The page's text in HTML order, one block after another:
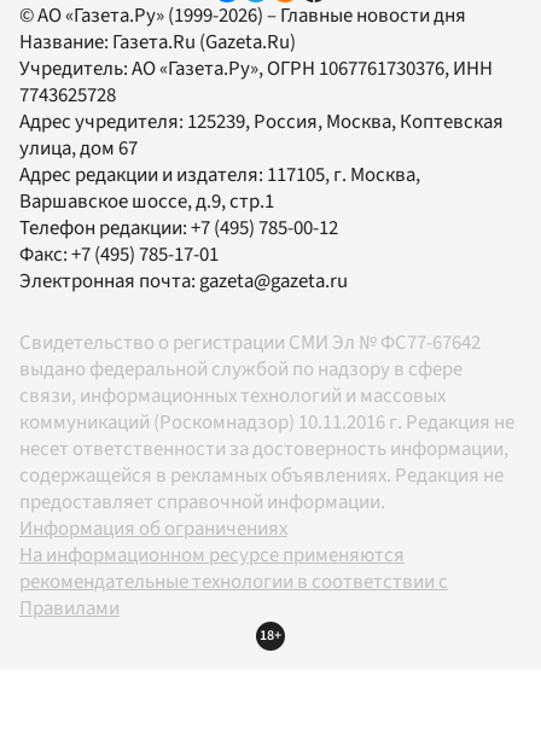
© АО «Газета.Ру» (1999-2026) – Главные новости дня
Название: Газета.Ru (Gazeta.Ru)
Учредитель:АО «Газета.Ру», ОГРН 1067761730376, ИНН
7743625728
Адрес учредителя: 125239, Россия, Москва, Коптевская
улица, дом 67
Адрес редакции и издателя: 117105, г. Москва,
Варшавское шоссе, д.9, стр.1
Телефон редакции:+7 (495) 785-00-12
Факс:+7 (495) 785-17-01
Электронная почта:gazeta@gazeta.ru
Свидетельство о регистрации СМИ Эл № ФС77-67642
выдано федеральной службой по надзору в сфере
связи, информационных технологий и массовых
коммуникаций (Роскомнадзор) 10.11.2016 г. Редакция не
несет ответственности за достоверность информации,
содержащейся в рекламных объявлениях. Редакция не
предоставляет справочной информации.
Информация об ограничениях
На информационном ресурсе применяются
рекомендательные технологии в соответствии с
Правилами
18+